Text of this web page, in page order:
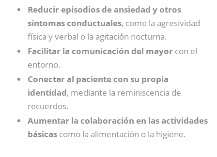
Reducir episodios de ansiedad y otros
síntomas conductuales, como la agresividad
física y verbal o la agitación nocturna.
Facilitar la comunicación del mayor con el
entorno.
Conectar al paciente con su propia
identidad, mediante la reminiscencia de
recuerdos.
Aumentar la colaboración en las actividades
básicas como la alimentación o la higiene.